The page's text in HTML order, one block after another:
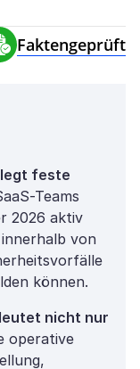
Faktengeprüft
legt feste
Teams
2026 aktiv
von
können.
nicht nur
operative